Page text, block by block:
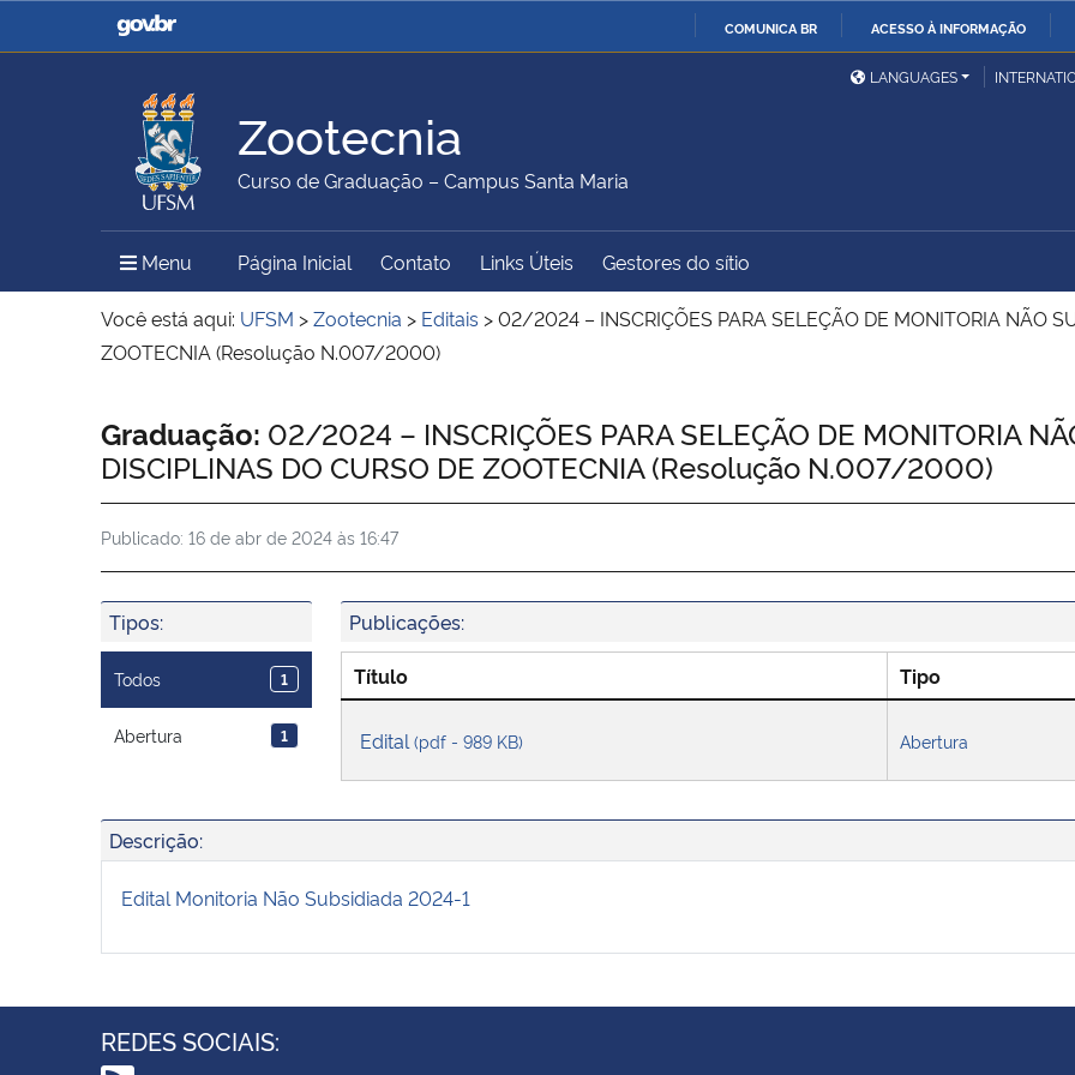
COMUNICA BR ACESSO À INFORMAÇÃO
Casa Civil
Ministério da Justiça e
Ministério da Defesa
Ministério das Relações
Exteriores
Ministério da Agricultura,
Pecuária e Abastecimento
Ministério da Educação
Ministério do Meio Ambiente Ministério do Turismo
Ministério do
Desenvolvimento Regional
União
Institucional
LANGUAGES
Zootecnia
Curso de Graduação – Campus Santa Maria
Menu Menu Principal do Sítio
Página Inicial Contato Links Úteis Gestores do sítio
Você está aqui: UFSM >Zootecnia > Editais >02/2024 – INSCRIÇÕES PARA SELEÇÃO DE MONITORIA NÃO
ZOOTECNIA (Resolução N.007/2000)
Início do conteúdo
Graduação: 02/2024 – INSCRIÇÕES PARA SELEÇÃO DE MONITORIA
DISCIPLINAS DO CURSO DE ZOOTECNIA (Resolução N.007/2000)
Publicado: 16 de abr de 2024 às 16:47
Tipos:
Todos 1
Abertura 1
Publicações:
Título Tipo
Edital (pdf - 989 KB) Abertura
Descrição:
Edital Monitoria Não Subsidiada 2024-1
REDES SOCIAIS: